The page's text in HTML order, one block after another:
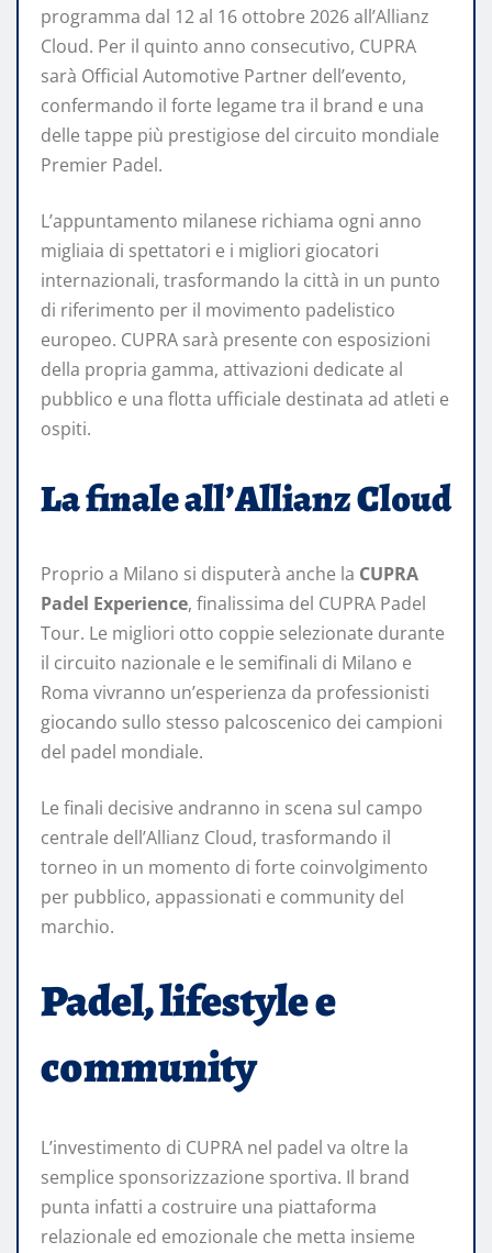
programma dal 12 al 16 ottobre 2026 all’Allianz
Cloud. Per il quinto anno consecutivo, CUPRA
sarà Official Automotive Partner dell’evento,
confermando il forte legame tra il brand e una
delle tappe più prestigiose del circuito mondiale
Premier Padel.
L’appuntamento milanese richiama ogni anno
migliaia di spettatori e i migliori giocatori
internazionali, trasformando la città in un punto
di riferimento per il movimento padelistico
europeo. CUPRA sarà presente con esposizioni
della propria gamma, attivazioni dedicate al
pubblico e una flotta ufficiale destinata ad atleti e
ospiti.
La finale all’Allianz Cloud
Proprio a Milano si disputerà anche la CUPRA
Padel Experience, finalissima del CUPRA Padel
Tour. Le migliori otto coppie selezionate durante
il circuito nazionale e le semifinali di Milano e
Roma vivranno un’esperienza da professionisti
giocando sullo stesso palcoscenico dei campioni
del padel mondiale.
Le finali decisive andranno in scena sul campo
centrale dell’Allianz Cloud, trasformando il
torneo in un momento di forte coinvolgimento
per pubblico, appassionati e community del
marchio.
Padel, lifestyle e
community
L’investimento di CUPRA nel padel va oltre la
semplice sponsorizzazione sportiva. Il brand
punta infatti a costruire una piattaforma
relazionale ed emozionale che metta insieme